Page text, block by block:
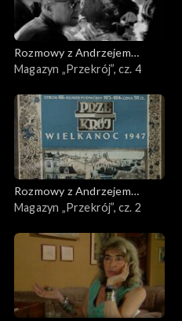
Rozmowy z Andrzejem
Doboszem
Magazyn „Przekrój”, cz. 4
Rozmowy z Andrzejem
Doboszem
Magazyn „Przekrój”, cz. 2